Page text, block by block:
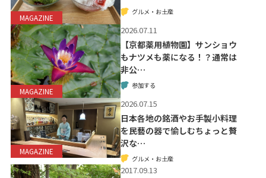
MAGAZINE
グルメ・お土産
MAGAZINE
2026.07.11
【京都薬用植物園】サンショウ
もナツメも薬になる！？通常は
非公…
参加する
MAGAZINE
2026.07.15
日本各地の銘酒やお手製小料理
を民藝の器で愉しむちょっと贅
沢な…
グルメ・お土産
2017.09.13